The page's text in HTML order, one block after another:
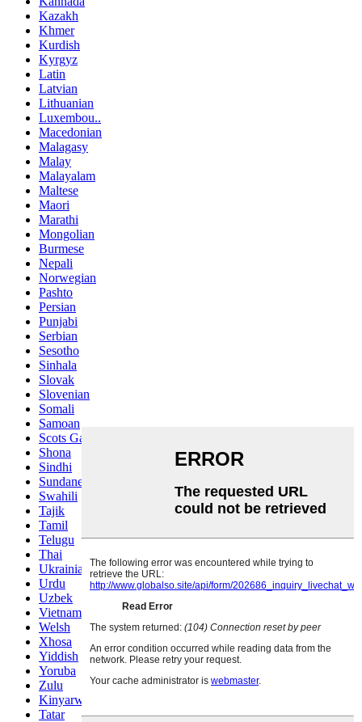
Kazakh
Khmer
Kurdish
Kyrgyz
Latin
Latvian
Lithuanian
Luxembou..
Macedonian
Malagasy
Malay
Malayalam
Maltese
Maori
Marathi
Mongolian
Burmese
Nepali
Norwegian
Pashto
Persian
Punjabi
Serbian
Sesotho
Sinhala
Slovak
Slovenian
Somali
Samoan
Scots Gaelic
Shona
Sindhi
Sundanese
Swahili
Tajik
Tamil
Telugu
Thai
Ukrainian
Urdu
Uzbek
Vietnamese
Welsh
Xhosa
Yiddish
Yoruba
Zulu
Kinyarwanda
Tatar